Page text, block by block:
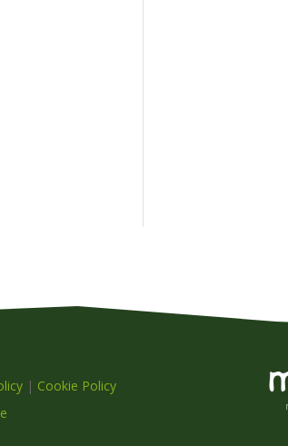
| Cookie Policy